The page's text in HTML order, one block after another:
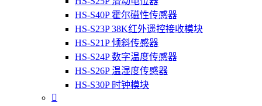
HS-S40P 霍尔磁性传感器
HS-S23P 38K红外遥控接收模块
HS-S21P 倾斜传感器
HS-S24P 数字温度传感器
HS-S26P 温湿度传感器
HS-S30P 时钟模块
